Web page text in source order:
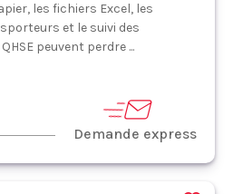
les fichiers Excel, les
et le suivi des
peuvent perdre ...
Demande express